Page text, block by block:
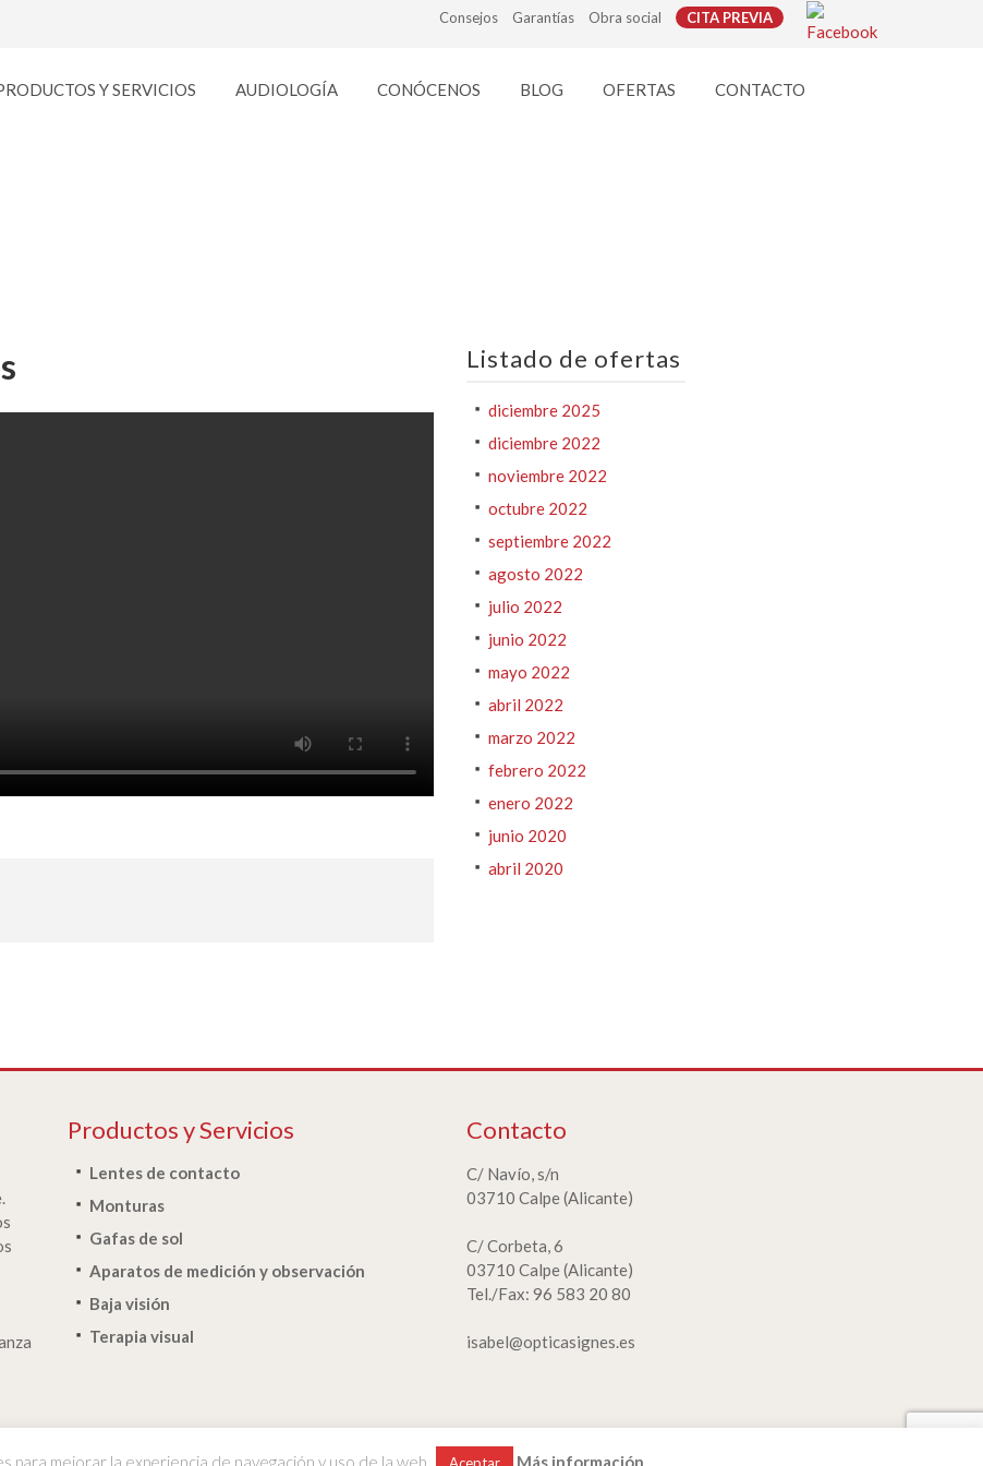
Consejos Garantías Obra social CITA PREVIA
Y SERVICIOS AUDIOLOGÍA CONÓCENOS BLOG OFERTAS CONTACTO
Listado de ofertas
diciembre 2025
diciembre 2022
noviembre 2022
octubre 2022
septiembre 2022
agosto 2022
julio 2022
junio 2022
mayo 2022
abril 2022
marzo 2022
febrero 2022
enero 2022
junio 2020
abril 2020
Productos y Servicios
Lentes de contacto
Monturas
Gafas de sol
Aparatos de medición y observación
Baja visión
Terapia visual
Contacto
C/ Navío, s/n
03710 Calpe (Alicante)
C/ Corbeta, 6
03710 Calpe (Alicante)
Tel./Fax: 96 583 20 80
isabel@opticasignes.es
para mejorar la experiencia de navegación y uso de la web. Más información